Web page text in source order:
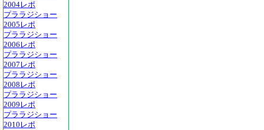
2004レポ
プララジショー
2005レポ
プララジショー
2006レポ
プララジショー
2007レポ
プララジショー
2008レポ
プララジショー
2009レポ
プララジショー
2010レポ